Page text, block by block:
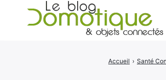
Accueil › Santé